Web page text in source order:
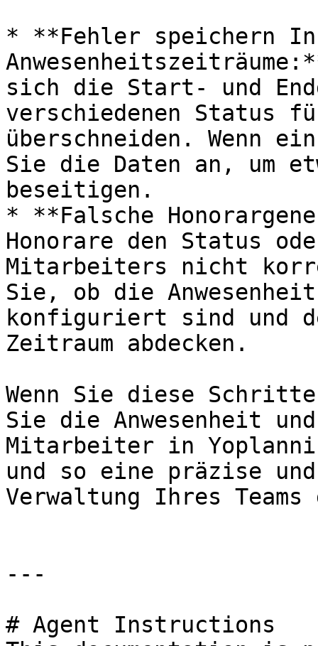
* **Fehler speichern
sich die Start- und
verschiedenen Status
überschneiden. Wenn
Sie die Daten an, um
beseitigen.
* **Falsche
Honorare den Status
Mitarbeiters nicht
Sie, ob die
konfiguriert sind und
Zeitraum abdecken.
Wenn Sie diese
Sie die Anwesenheit
Mitarbeiter in
und so eine präzise
Verwaltung Ihres
---
# Agent Instructions